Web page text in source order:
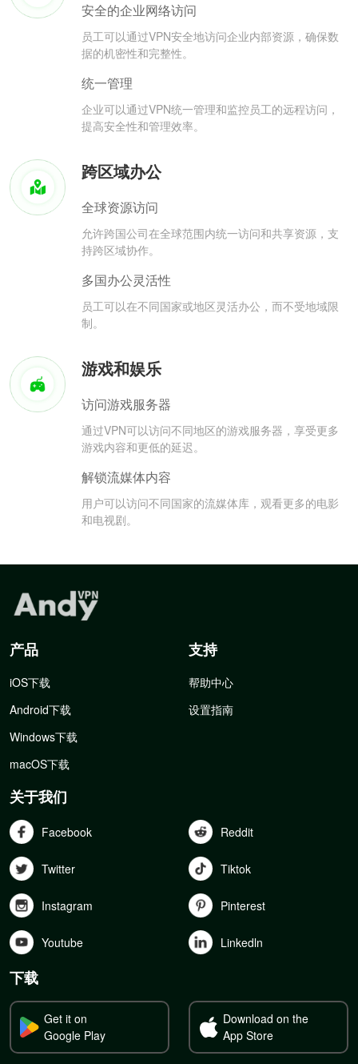
安全的企业网络访问
员工可以通过VPN安全地访问企业内部资源，确保数
据的机密性和完整性。
统一管理
企业可以通过VPN统一管理和监控员工的远程访问，
提高安全性和管理效率。
跨区域办公
全球资源访问
允许跨国公司在全球范围内统一访问和共享资源，支
持跨区域协作。
多国办公灵活性
员工可以在不同国家或地区灵活办公，而不受地域限
制。
游戏和娱乐
访问游戏服务器
通过VPN可以访问不同地区的游戏服务器，享受更多
游戏内容和更低的延迟。
解锁流媒体内容
用户可以访问不同国家的流媒体库，观看更多的电影
和电视剧。
产品
iOS下载
Android下载
Windows下载
macOS下载
支持
帮助中心
设置指南
关于我们
Facebook Reddit
Twitter Tiktok
Instagram Pinterest
Youtube Linkedln
下载
Get it on
Google Play
Download on the
App Store